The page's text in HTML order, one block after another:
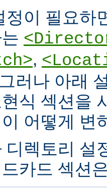
정이 필요하
,
러나 아래
식 섹션을
어떻게 변
디렉토리 설
카드 섹션